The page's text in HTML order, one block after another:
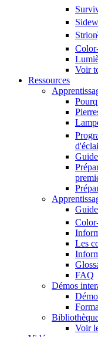
Strion
Voir
Ressources
Les
FAQ
Démos
Voir